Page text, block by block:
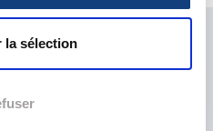
la sélection
NOS PATIENTS EST
Previous